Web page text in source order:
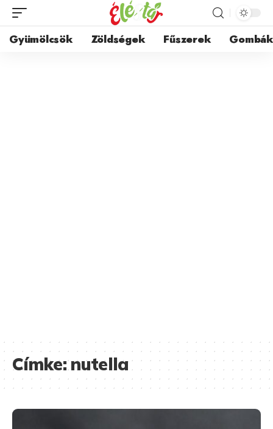
Gyümölcsök Zöldségek Fűszerek Gombák
Címke:nutella